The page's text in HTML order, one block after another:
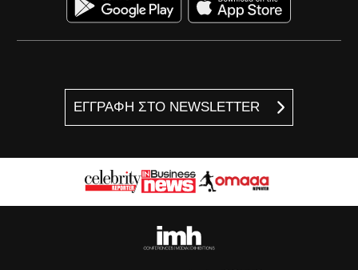
ΕΓΓΡΑΦΗ ΣΤΟ NEWSLETTER